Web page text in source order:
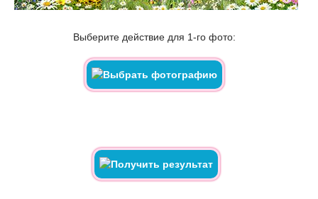
Выберите действие для 1-го фото: